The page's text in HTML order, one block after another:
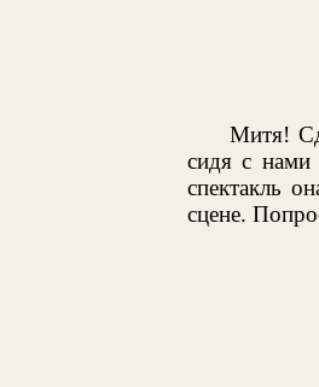
Митя!
сидя с
спектакль
сцене.